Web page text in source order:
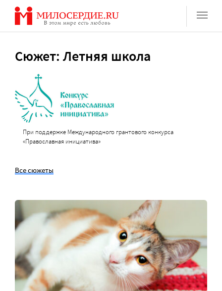
Перейти
содержанию
Сюжет: Летняя школа
При поддержке Международного грантового конкурса
«Православная инициатива»
Все сюжеты